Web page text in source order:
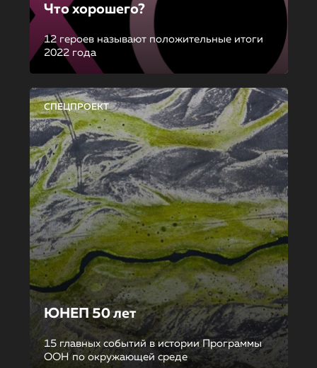
Что хорошего?
12 героев называют положительные итоги
2022 года
СПЕЦПРОЕКТ
ЮНЕП 50 лет
15 главных событий в истории Программы
ООН по окружающей среде